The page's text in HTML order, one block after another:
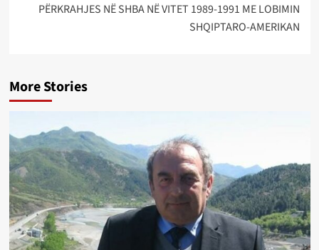
PËRKRAHJES NË SHBA NË VITET 1989-1991 ME LOBIMIN
SHQIPTARO-AMERIKAN
More Stories